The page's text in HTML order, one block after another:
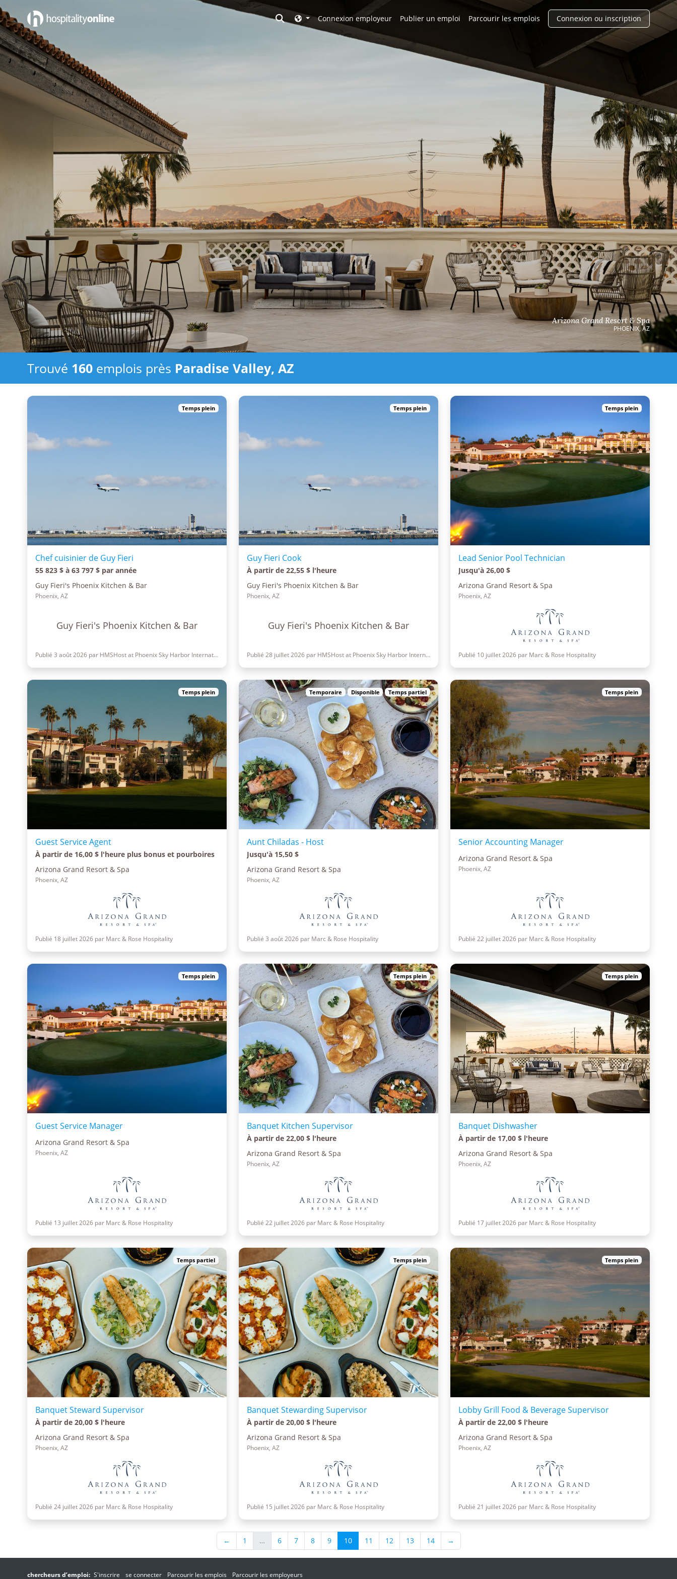
Toggle search
Connexion employeur Parcourir les emplois
Publier un emploi Connexion ou inscription
Arizona Grand Resort & Spa
PHOENIX, AZ
Emplois près Paradise Valley, AZ
Trouvé 160emplois près Paradise Valley, AZ
Temps plein
Chef cuisinier de Guy Fieri
55 823 $ à 63 797 $ par année
Guy Fieri's Phoenix Kitchen & Bar
Phoenix, AZ
Guy Fieri's Phoenix Kitchen & Bar
Publié 3 août 2026 par HMSHost at Phoenix Sky Harbor International Airport
Temps plein
Guy Fieri Cook
À partir de 22,55 $ l'heure
Guy Fieri's Phoenix Kitchen & Bar
Phoenix, AZ
Guy Fieri's Phoenix Kitchen & Bar
Publié 28 juillet 2026 par HMSHost at Phoenix Sky Harbor International Airport
Temps plein
Lead Senior Pool Technician
Jusqu'à 26,00 $
Arizona Grand Resort & Spa
Phoenix, AZ
Publié 10 juillet 2026 par Marc & Rose Hospitality
Temps plein
Guest Service Agent
À partir de 16,00 $ l'heure plus bonus et pourboires
Arizona Grand Resort & Spa
Phoenix, AZ
Publié 18 juillet 2026 par Marc & Rose Hospitality
Temporaire Disponible Temps partiel
Aunt Chiladas - Host
Jusqu'à 15,50 $
Arizona Grand Resort & Spa
Phoenix, AZ
Publié 3 août 2026 par Marc & Rose Hospitality
Temps plein
Senior Accounting Manager
Arizona Grand Resort & Spa
Phoenix, AZ
Publié 22 juillet 2026 par Marc & Rose Hospitality
Temps plein
Guest Service Manager
Arizona Grand Resort & Spa
Phoenix, AZ
Publié 13 juillet 2026 par Marc & Rose Hospitality
Temps plein
Banquet Kitchen Supervisor
À partir de 22,00 $ l'heure
Arizona Grand Resort & Spa
Phoenix, AZ
Publié 22 juillet 2026 par Marc & Rose Hospitality
Temps plein
Banquet Dishwasher
À partir de 17,00 $ l'heure
Arizona Grand Resort & Spa
Phoenix, AZ
Publié 17 juillet 2026 par Marc & Rose Hospitality
Temps partiel
Banquet Steward Supervisor
À partir de 20,00 $ l'heure
Arizona Grand Resort & Spa
Phoenix, AZ
Publié 24 juillet 2026 par Marc & Rose Hospitality
Temps plein
Banquet Stewarding Supervisor
À partir de 20,00 $ l'heure
Arizona Grand Resort & Spa
Phoenix, AZ
Publié 15 juillet 2026 par Marc & Rose Hospitality
Temps plein
Lobby Grill Food & Beverage Supervisor
À partir de 22,00 $ l'heure
Arizona Grand Resort & Spa
Phoenix, AZ
Publié 21 juillet 2026 par Marc & Rose Hospitality
← 1 … 6 7 8 9 10 11 12 13 14 →
chercheurs d’emploi: S'inscrire se connecter Parcourir les emplois Parcourir les employeurs